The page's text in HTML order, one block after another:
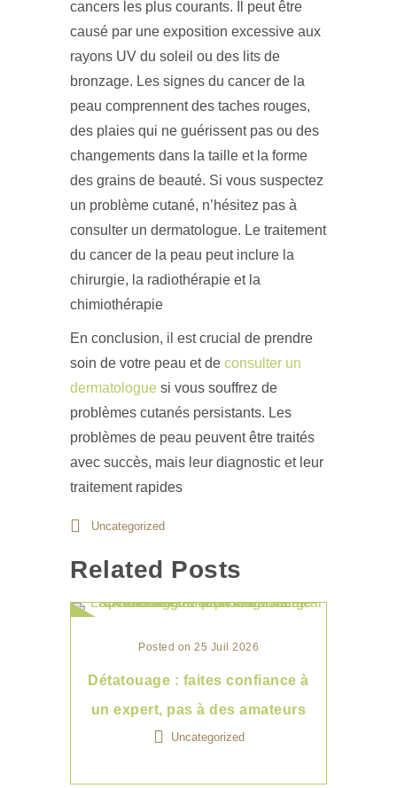
cancers les plus courants. Il peut être
causé par une exposition excessive aux
rayons UV du soleil ou des lits de
bronzage. Les signes du cancer de la
peau comprennent des taches rouges,
des plaies qui ne guérissent pas ou des
changements dans la taille et la forme
des grains de beauté. Si vous suspectez
un problème cutané, n’hésitez pas à
consulter un dermatologue. Le traitement
du cancer de la peau peut inclure la
chirurgie, la radiothérapie et la
chimiothérapie
En conclusion, il est crucial de prendre
soin de votre peau et de consulter un
dermatologue si vous souffrez de
problèmes cutanés persistants. Les
problèmes de peau peuvent être traités
avec succès, mais leur diagnostic et leur
traitement rapides
Uncategorized
Related Posts
Posted on 25 Juil 2026
Détatouage : faites confiance à
un expert, pas à des amateurs
Uncategorized